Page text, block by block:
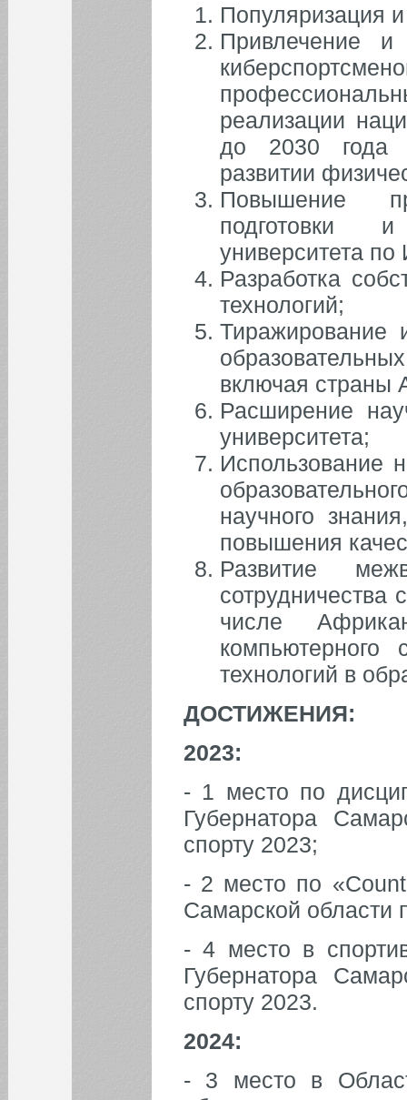
Популяризация
Привлечение и
реализации
до 2030 года
развитии
Повышение
подготовки
университета
Разработка
технологий;
Тиражирование
включая страны
Расширение
университета;
Использование
научного
повышения
Развитие
сотрудничества
числе
технологий в
ДОСТИЖЕНИЯ:
2023:
- 1 место по
Губернатора
спорту 2023;
- 2 место по
Самарской области
- 4 место в
Губернатора
спорту 2023.
2024:
- 3 место в